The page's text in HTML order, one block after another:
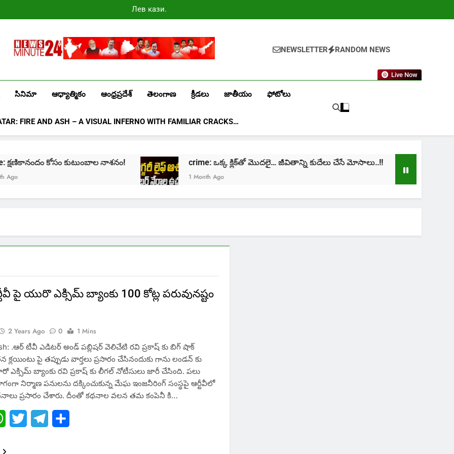
Лев казино
промокоды
Newsminute24
NEWSLETTER RANDOM NEWS
Live Now
సినిమా ఆధ్యాత్మికం ఆంధ్రప్రదేశ్ తెలంగాణ క్రీడలు జాతీయం ఫోటోలు
FIRE AND ASH – A VISUAL INFERNO WITH FAMILIAR CRACKS…
క్షణికానందం కోసం కుటుంబాల నాశనం! crime: ఒక్క క్లిక్‌తో మొదలై… జీవితాన్ని కుదేలు చేసే మోసాలు..!!
1 Month Ago
పై యురొ ఎక్సిమ్ బ్యాంకు 100 కోట్ల పరువునష్టం
2 Years Ago 0
1 Mins
.ఆర్ టీవీ ఎడిటర్ అండ్ పబ్లిషర్ వెలిచేటి రవి ప్రకాష్ కు బిగ్ షాక్
క్లయింటు పై తప్పుడు వార్తలు ప్రసారం చేసినందుకు గాను లండన్ కు
ఎక్సిమ్ బ్యాంకు రవి ప్రకాష్ కు లీగల్ నోటీసులు జారీ చేసింది. పలు
నిర్మాణ పనులను దక్కించుకున్న మేఘ ఇంజనీరింగ్ సంస్థపై ఆర్టీవీలో
ప్రసారం చేశారు. దీంతో కథనాల వలన తమ కంపెనీ కి…
WhatsApp
Twitter Telegram